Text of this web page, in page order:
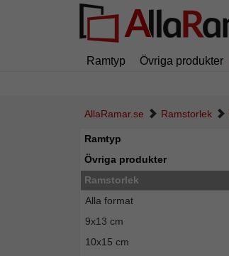
Ramtyp Övriga produkter
AllaRamar.se Ramstorlek
Ramtyp
Övriga produkter
Ramstorlek
Alla format
9x13 cm
10x15 cm